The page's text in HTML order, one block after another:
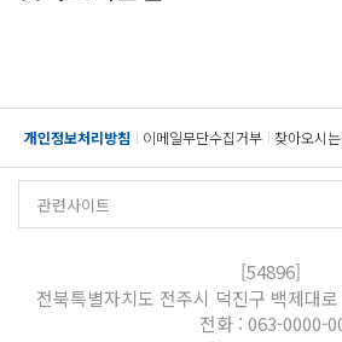
개인정보처리방침 이메일무단수집거부 찾아오시는
[54896]
전북특별자치도 전주시 덕진구 백제대
전화 : 063-0000-